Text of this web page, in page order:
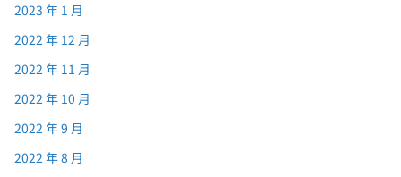
2023 年 1 月
2022 年 12 月
2022 年 11 月
2022 年 10 月
2022 年 9 月
2022 年 8 月